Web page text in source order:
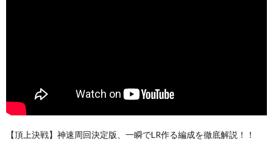
【頂上決戦】神速周回決定版、一瞬でLR作る編成を徹底解説！！